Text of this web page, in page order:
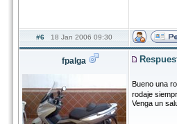
#6 18 Jan 2006 09:30
fpalga
Bueno una
rodaje
Venga un